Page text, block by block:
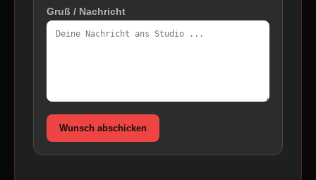
Gruß / Nachricht
Wunsch abschicken